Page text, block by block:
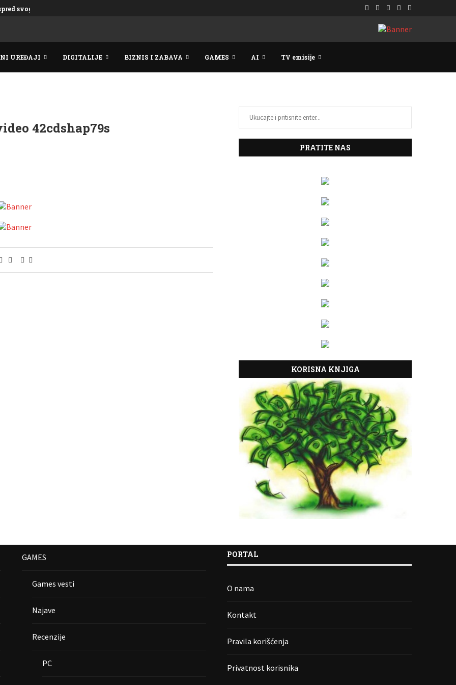
svog vremena
UREĐAJI DIGITALIJE BIZNIS I ZABAVA GAMES AI TV emisije
42cdshap79s
PRATITE NAS
KORISNA KNJIGA
GAMES
Games vesti
Najave
Recenzije
PC
PORTAL
O nama
Kontakt
Pravila korišćenja
Privatnost korisnika